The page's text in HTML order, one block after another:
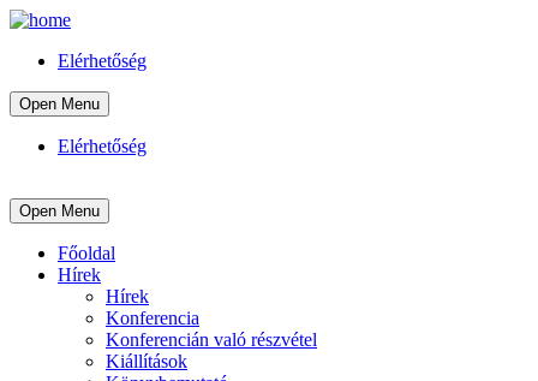
Elérhetőség
Open Menu
Elérhetőség
Open Menu
Főoldal
Hírek
Hírek
Konferencia
Konferencián való részvétel
Kiállítások